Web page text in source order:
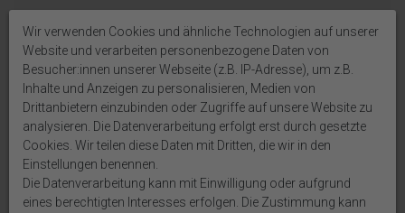
Dekoartikel gehören nicht zum Lieferumfang, sofern
diese nicht ausdrücklich eingeschlossen werden.
Weitere interessante Artikel
Wir verwenden Cookies und ähnliche Technologien auf unserer
Website und verarbeiten personenbezogene Daten von
Besucher:innen unserer Webseite (z.B. IP-Adresse), um z.B.
Inhalte und Anzeigen zu personalisieren, Medien von
Drittanbietern einzubinden oder Zugriffe auf unsere Website zu
analysieren. Die Datenverarbeitung erfolgt erst durch gesetzte
Cookies. Wir teilen diese Daten mit Dritten, die wir in den
Einstellungen benennen.
Die Datenverarbeitung kann mit Einwilligung oder aufgrund
eines berechtigten Interesses erfolgen. Die Zustimmung kann